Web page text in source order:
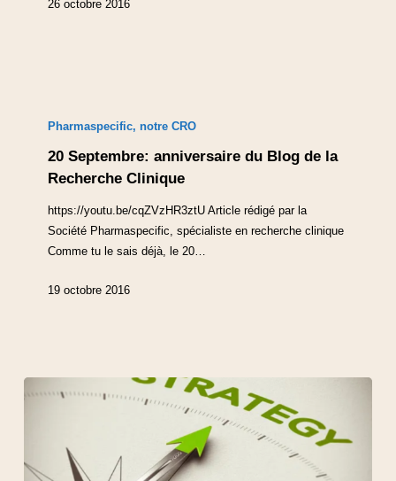
26 octobre 2016
Pharmaspecific, notre CRO
20 Septembre: anniversaire du Blog de la
Recherche Clinique
https://youtu.be/cqZVzHR3ztU Article rédigé par la
Société Pharmaspecific, spécialiste en recherche clinique
Comme tu le sais déjà, le 20…
19 octobre 2016